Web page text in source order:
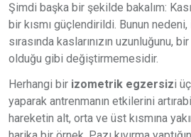
Şimdi başka bir şekilde bakalım:
bir kısmı güçlendirildi. Bunun
sırasında kaslarınızın uzunluğunu, bir
olduğu gibi değiştirmemesidir.
Herhangi bir izometrik egzersizi
yaparak antrenmanın etkilerini
hareketin alt, orta ve üst kısmına